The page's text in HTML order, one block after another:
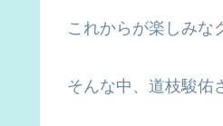
これからが楽しみな
そんな中、道枝駿佑